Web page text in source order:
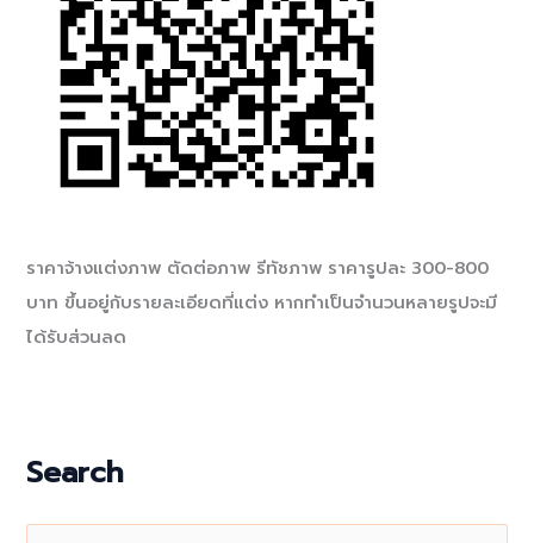
ราคาจ้างแต่งภาพ ตัดต่อภาพ รีทัชภาพ ราคารูปละ 300-800
บาท ขึ้นอยู่กับรายละเอียดที่แต่ง หากทำเป็นจำนวนหลายรูปจะมี
ได้รับส่วนลด
Search